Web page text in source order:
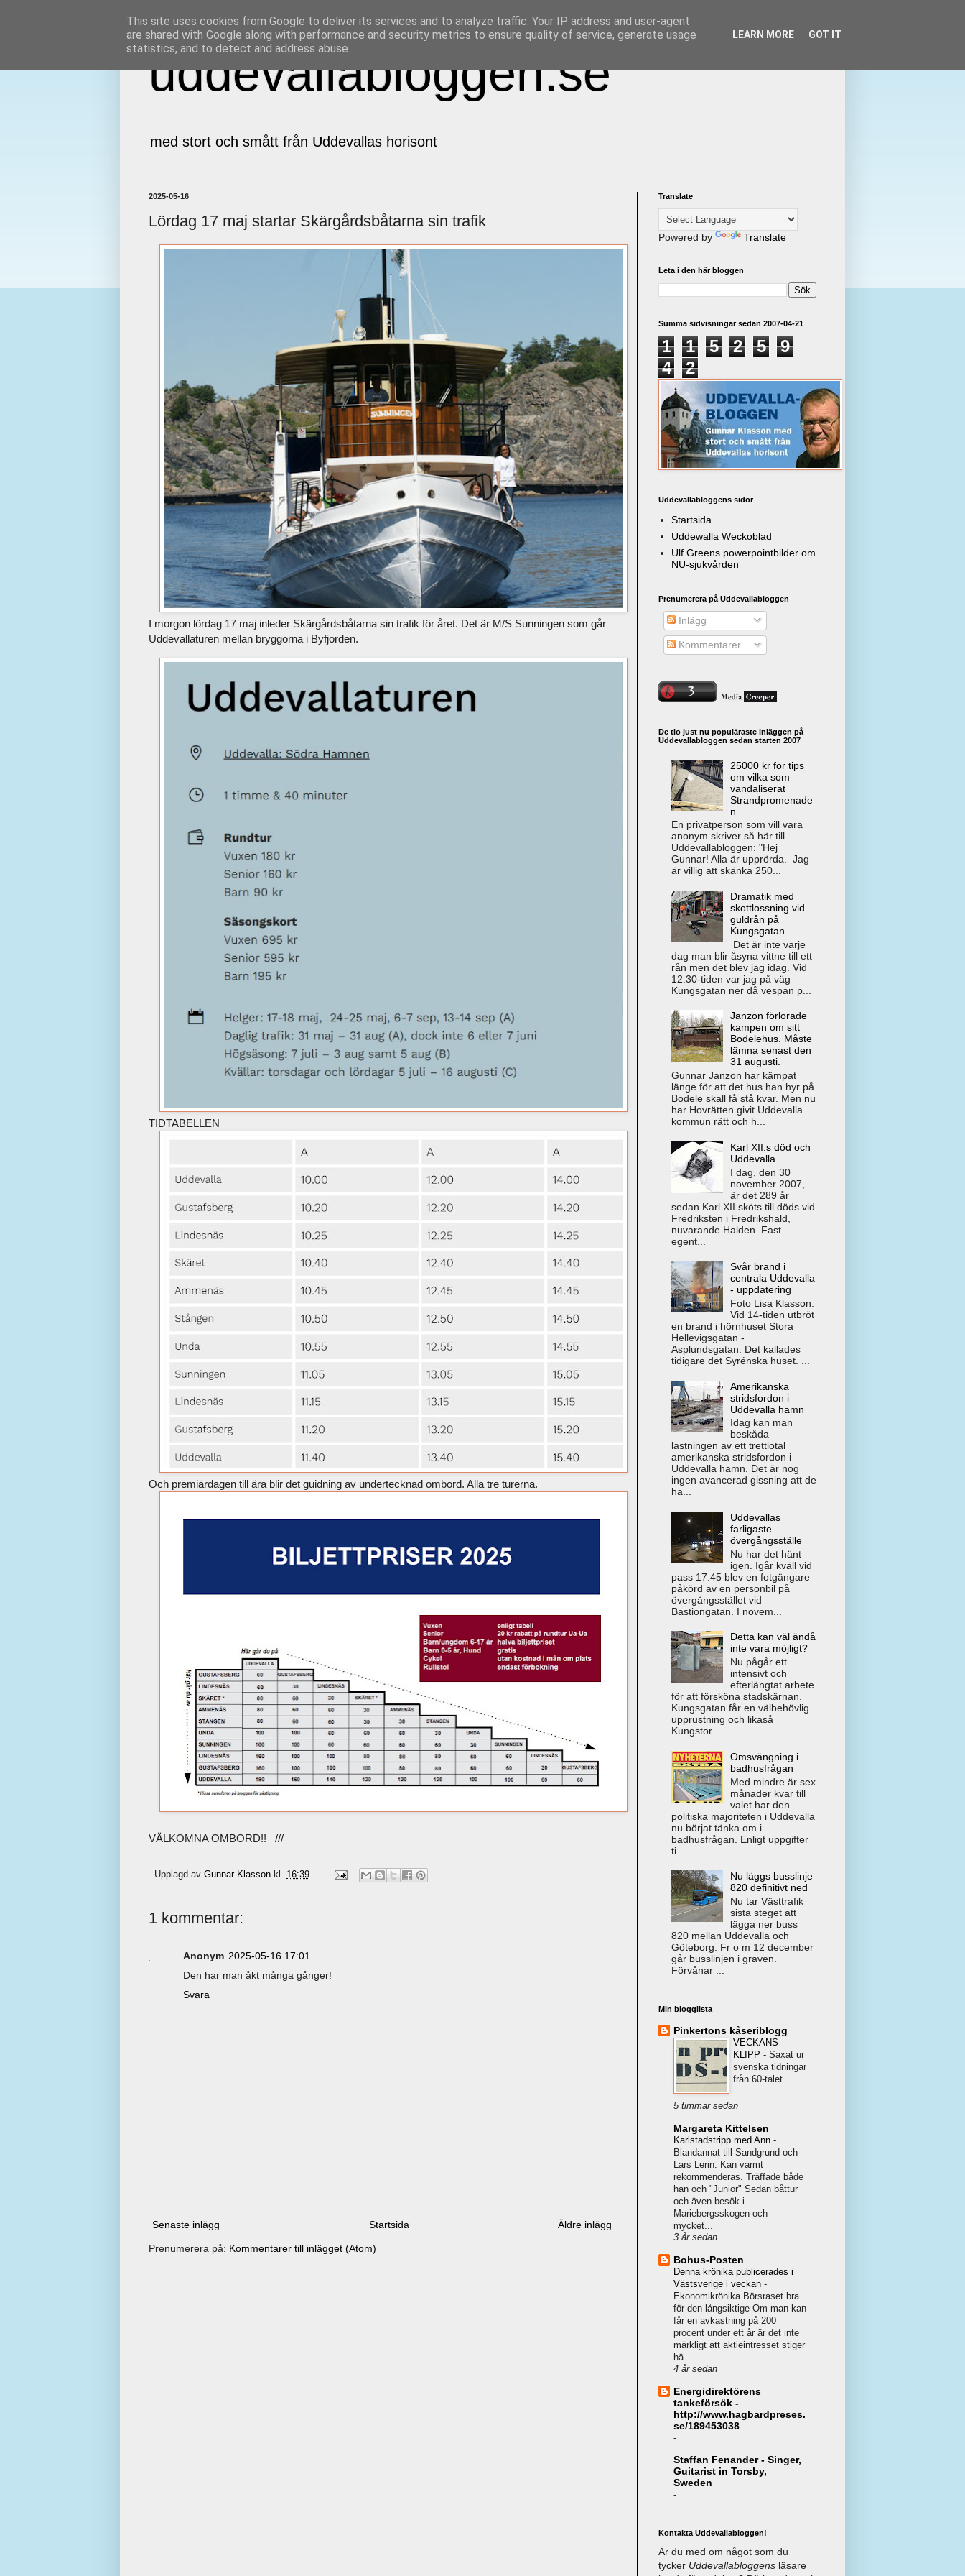
uddevallabloggen.se
med stort och smått från Uddevallas horisont
2025-05-16
Lördag 17 maj startar Skärgårdsbåtarna sin trafik
I morgon lördag 17 maj inleder Skärgårdsbåtarna sin trafik för året. Det är M/S Sunningen som går
Uddevallaturen mellan bryggorna i Byfjorden.
TIDTABELLEN
Och premiärdagen till ära blir det guidning av undertecknad ombord. Alla tre turerna.
VÄLKOMNA OMBORD!! ///
Upplagd av Gunnar Klasson kl. 16:39
1 kommentar:
Anonym 2025-05-16 17:01
Den har man åkt många gånger!
Svara
Senaste inlägg Äldre inlägg
Startsida
Prenumerera på: Kommentarer till inlägget (Atom)
Translate
Powered by Translate
Leta i den här bloggen
Summa sidvisningar sedan 2007-04-21
1 1 5 2 5
9
4
2
Uddevallabloggens sidor
Startsida
Uddewalla Weckoblad
Ulf Greens powerpointbilder om
NU-sjukvården
Prenumerera på Uddevallabloggen
Inlägg
Kommentarer
De tio just nu populäraste inläggen på
Uddevallabloggen sedan starten 2007
25000 kr för tips
om vilka som
vandaliserat
Strandpromenade
n
En privatperson som vill vara
anonym skriver så här till
Uddevallabloggen: "Hej
Gunnar! Alla är upprörda. Jag
är villig att skänka 250...
Dramatik med
skottlossning vid
guldrån på
Kungsgatan
Det är inte varje
dag man blir åsyna vittne till ett
rån men det blev jag idag. Vid
12.30-tiden var jag på väg
Kungsgatan ner då vespan p...
Janzon förlorade
kampen om sitt
Bodelehus. Måste
lämna senast den
31 augusti.
Gunnar Janzon har kämpat
länge för att det hus han hyr på
Bodele skall få stå kvar. Men nu
har Hovrätten givit Uddevalla
kommun rätt och h...
Karl XII:s död och
Uddevalla
I dag, den 30
november 2007,
är det 289 år
sedan Karl XII sköts till döds vid
Fredriksten i Fredrikshald,
nuvarande Halden. Fast
egent...
Svår brand i
centrala Uddevalla
- uppdatering
Foto Lisa Klasson.
Vid 14-tiden utbröt
en brand i hörnhuset Stora
Hellevigsgatan -
Asplundsgatan. Det kallades
tidigare det Syrénska huset. ...
Amerikanska
stridsfordon i
Uddevalla hamn
Idag kan man
beskåda
lastningen av ett trettiotal
amerikanska stridsfordon i
Uddevalla hamn. Det är nog
ingen avancerad gissning att de
ha...
Uddevallas
farligaste
övergångsställe
Nu har det hänt
igen. Igår kväll vid
pass 17.45 blev en fotgängare
påkörd av en personbil på
övergångsstället vid
Bastiongatan. I novem...
Detta kan väl ändå
inte vara möjligt?
Nu pågår ett
intensivt och
efterlängtat arbete
för att försköna stadskärnan.
Kungsgatan får en välbehövlig
upprustning och likaså
Kungstor...
Omsvängning i
badhusfrågan
Med mindre är sex
månader kvar till
valet har den
politiska majoriteten i Uddevalla
nu börjat tänka om i
badhusfrågan. Enligt uppgifter
ti...
Nu läggs busslinje
820 definitivt ned
Nu tar Västtrafik
sista steget att
lägga ner buss
820 mellan Uddevalla och
Göteborg. Fr o m 12 december
går busslinjen i graven.
Förvånar ...
Min blogglista
Pinkertons kåseriblogg
VECKANS
KLIPP - Saxat ur
svenska tidningar
från 60-talet.
5 timmar sedan
Margareta Kittelsen
Karlstadstripp med Ann -
Blandannat till Sandgrund och
Lars Lerin. Kan varmt
rekommenderas. Träffade både
han och "Junior" Sedan båttur
och även besök i
Mariebergsskogen och
mycket...
3 år sedan
Bohus-Posten
Denna krönika publicerades i
Västsverige i veckan -
Ekonomikrönika Börsraset bra
för den långsiktige Om man kan
får en avkastning på 200
procent under ett år är det inte
märkligt att aktieintresset stiger
hä...
4 år sedan
Energidirektörens
tankeförsök -
http://www.hagbardpreses.
se/189453038
-
Staffan Fenander - Singer,
Guitarist in Torsby,
Sweden
-
Kontakta Uddevallabloggen!
Är du med om något som du
tycker Uddevallabloggens läsare
This site uses cookies from Google to deliver its services and to analyze traffic. Your IP address and user-agent
are shared with Google along with performance and security metrics to ensure quality of service, generate usage
statistics, and to detect and address abuse.
LEARN MORE GOT IT